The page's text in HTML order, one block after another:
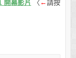
開幕影片 〈 ←請按